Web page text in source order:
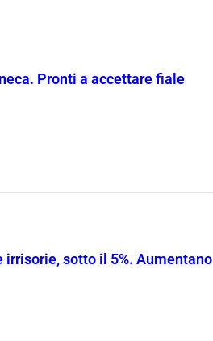
Pronti a accettare fiale
sotto il 5%. Aumentano